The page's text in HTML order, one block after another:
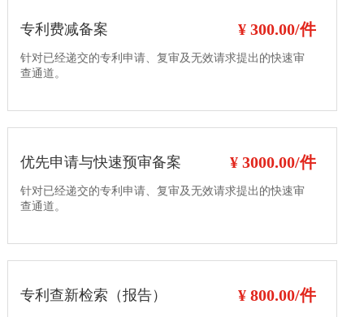
专利费减备案 ¥ 300.00/件
针对已经递交的专利申请、复审及无效请求提出的快速审
查通道。
优先申请与快速预审备案 ¥ 3000.00/件
针对已经递交的专利申请、复审及无效请求提出的快速审
查通道。
专利查新检索（报告） ¥ 800.00/件